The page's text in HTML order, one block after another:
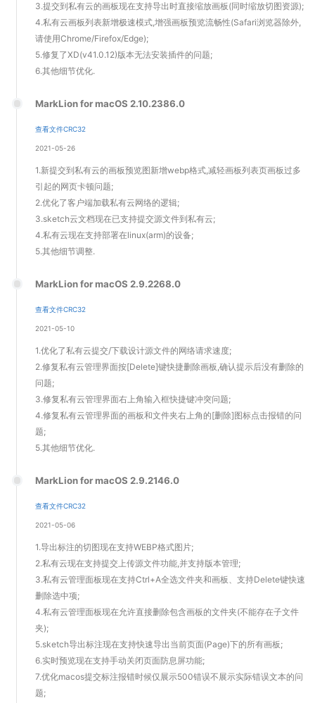
3.提交到私有云的画板现在支持导出时直接缩放画板(同时缩放切图资源);
4.私有云画板列表新增极速模式,增强画板预览流畅性(Safari浏览器除外,
请使用Chrome/Firefox/Edge);
5.修复了XD(v41.0.12)版本无法安装插件的问题;
6.其他细节优化.
2021-05-26
查看文件CRC32
MarkLion for macOS 2.10.2386.0
1.新提交到私有云的画板预览图新增webp格式,减轻画板列表页画板过多
引起的网页卡顿问题;
2.优化了客户端加载私有云网络的逻辑;
3.sketch云文档现在已支持提交源文件到私有云;
4.私有云现在支持部署在linux(arm)的设备;
5.其他细节调整.
2021-05-10
查看文件CRC32
MarkLion for macOS 2.9.2268.0
1.优化了私有云提交/下载设计源文件的网络请求速度;
2.修复私有云管理界面按[Delete]键快捷删除画板,确认提示后没有删除的
问题;
3.修复私有云管理界面右上角输入框快捷键冲突问题;
4.修复私有云管理界面的画板和文件夹右上角的[删除]图标点击报错的问
题;
5.其他细节优化.
2021-05-06
查看文件CRC32
MarkLion for macOS 2.9.2146.0
1.导出标注的切图现在支持WEBP格式图片;
2.私有云现在支持提交上传源文件功能,并支持版本管理;
3.私有云管理面板现在支持Ctrl+A全选文件夹和画板、支持Delete键快速
删除选中项;
4.私有云管理面板现在允许直接删除包含画板的文件夹(不能存在子文件
夹);
5.sketch导出标注现在支持快速导出当前页面(Page)下的所有画板;
6.实时预览现在支持手动关闭页面防息屏功能;
7.优化macos提交标注报错时候仅展示500错误不展示实际错误文本的问
题;